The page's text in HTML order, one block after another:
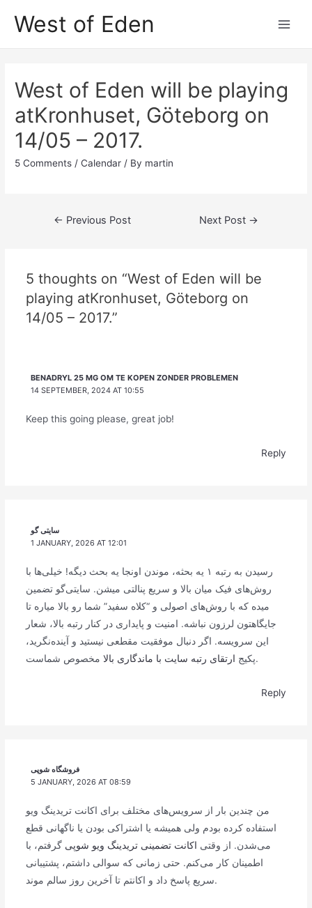
West of Eden
West of Eden will be playing
atKronhuset, Göteborg on
14/05 – 2017.
5 Comments /Calendar / By martin
Post← Previous Post Next Post →
5 thoughts on “West of Eden will be
playing atKronhuset, Göteborg on
14/05 – 2017.”
BENADRYL 25 MG OM TE KOPEN ZONDER PROBLEMEN
14 SEPTEMBER, 2024 AT 10:55
Keep this going please, great job!
Reply
سایتی گو
1 JANUARY, 2026 AT 12:01
رسیدن به رتبه ۱ یه بحثه، موندن اونجا یه بحث دیگه! خیلی‌ها با
روش‌های فیک میان بالا و سریع پنالتی میشن. سایتی‌گو تضمین
میده که با روش‌های اصولی و “کلاه سفید” شما رو بالا میاره تا
جایگاهتون لرزون نباشه. امنیت و پایداری در کنار رتبه بالا، شعار
این سرویسه. اگر دنبال موفقیت مقطعی نیستید و آینده‌نگرید،
پکیج ارتقای رتبه سایت با ماندگاری بالا مخصوص شماست.
Reply
فروشگاه شوپی
5 JANUARY, 2026 AT 08:59
من چندین بار از سرویس‌های مختلف برای اکانت تریدینگ ویو
استفاده کرده بودم ولی همیشه یا اشتراکی بودن یا ناگهانی قطع
می‌شدن. از وقتی اکانت تضمینی تریدینگ ویو شوپی گرفتم، با
اطمینان کار می‌کنم. حتی زمانی که سوالی داشتم، پشتیبانی
سریع پاسخ داد و اکانتم تا آخرین روز سالم موند.